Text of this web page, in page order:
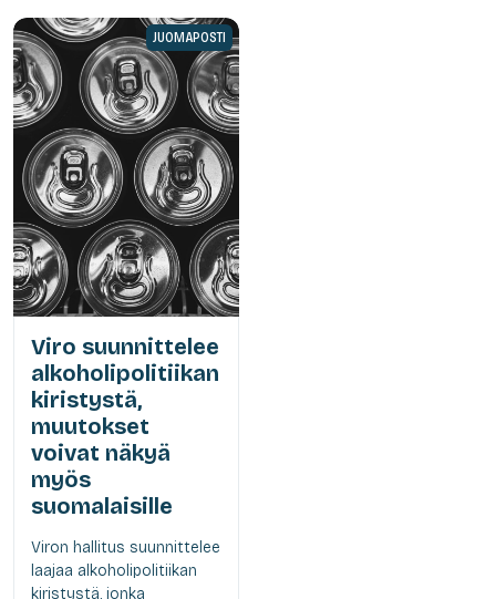
JUOMAPOSTI
Viro suunnittelee
alkoholipolitiikan
kiristystä,
muutokset
voivat näkyä
myös
suomalaisille
Viron hallitus suunnittelee
laajaa alkoholipolitiikan
kiristystä, jonka